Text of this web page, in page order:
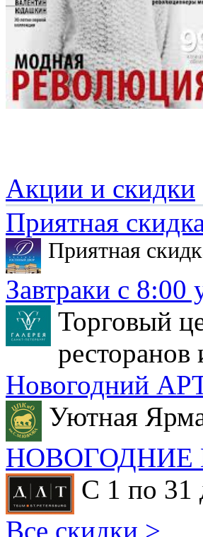
Акции и скидки
Приятная
Приятная
Завтраки с 8:00
Торговый
ресторанов
Новогодний
Уютная
НОВОГОДНИЕ
С 1 по 31
Все скидки >